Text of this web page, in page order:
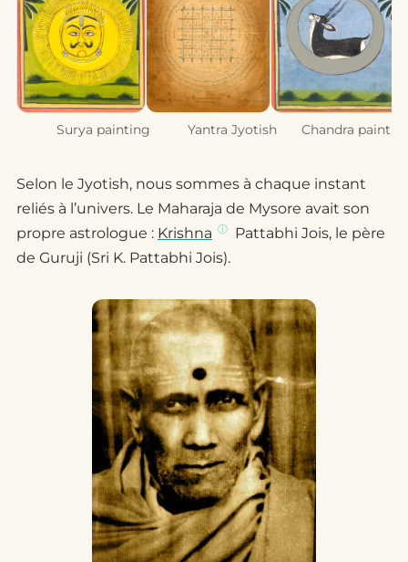
Surya painting Yantra Jyotish Chandra
Selon le Jyotish, nous sommes à chaque instant
reliés à l’univers. Le Maharaja de Mysore avait son
propre astrologue : Krishna
Pattabhi Jois, le père
de Guruji (Sri K. Pattabhi Jois).